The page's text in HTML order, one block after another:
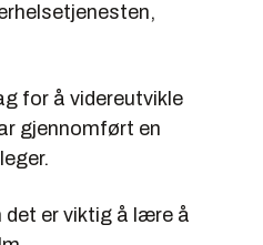
for å videreutvikle
gjennomført en
det er viktig å lære å